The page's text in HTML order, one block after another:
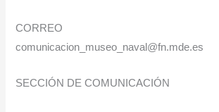
CORREO
comunicacion_museo_naval@fn.mde.es
SECCIÓN DE COMUNICACIÓN